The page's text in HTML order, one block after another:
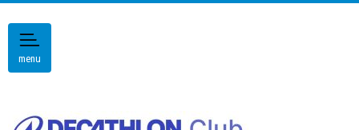
menu